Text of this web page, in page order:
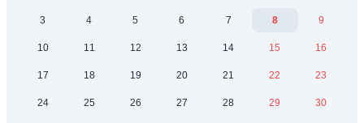
3 4 5 6 7 8 9
10 11 12 13 14 15 16
17 18 19 20 21 22 23
24 25 26 27 28 29 30